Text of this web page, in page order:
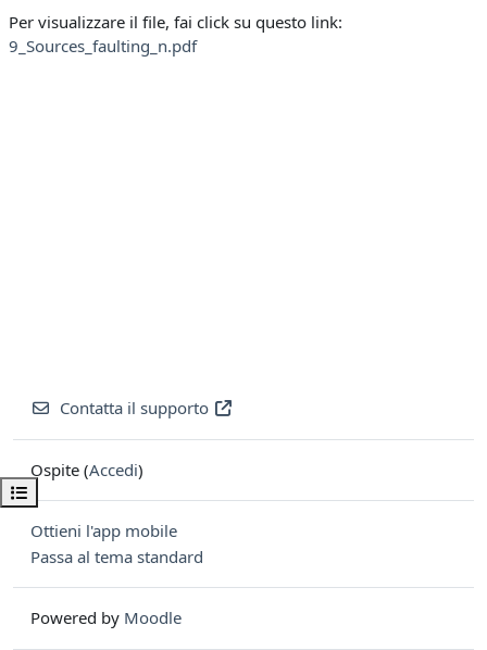
Apri indice del corso
Per visualizzare il file, fai click su questo link:
9_Sources_faulting_n.pdf
Contatta il supporto
Ospite (Accedi)
Ottieni l'app mobile
Passa al tema standard
Powered by Moodle